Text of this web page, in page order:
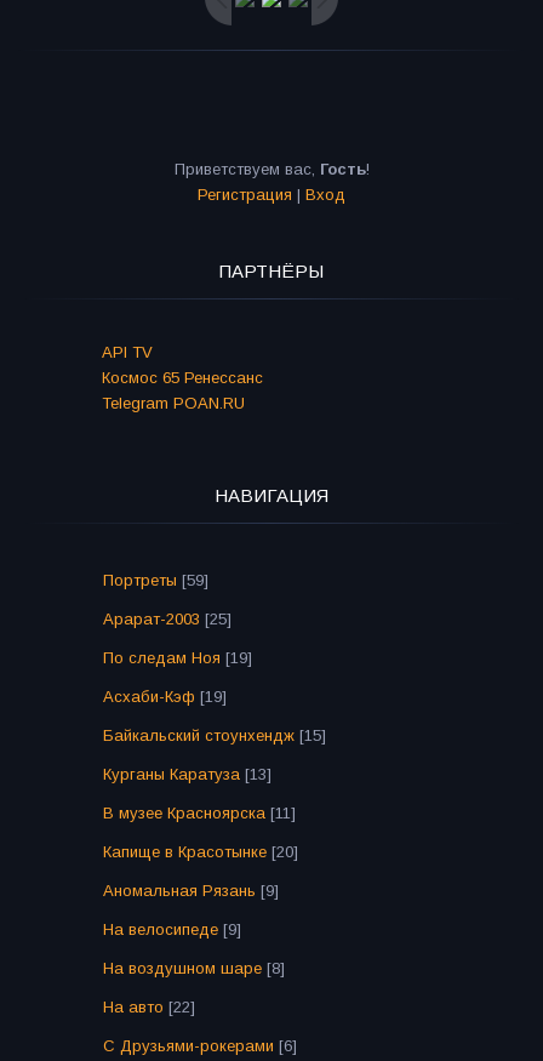
Приветствуем вас, Гость!
Регистрация | Вход
ПАРТНЁРЫ
API TV
Космос 65 Ренессанс
Telegram POAN.RU
НАВИГАЦИЯ
Портреты [59]
Арарат-2003 [25]
По следам Ноя [19]
Асхаби-Кэф [19]
Байкальский стоунхендж [15]
Курганы Каратуза [13]
В музее Красноярска [11]
Капище в Красотынке [20]
Аномальная Рязань [9]
На велосипеде [9]
На воздушном шаре [8]
На авто [22]
С Друзьями-рокерами [6]